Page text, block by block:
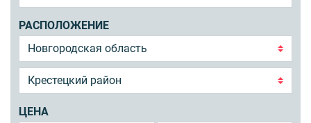
РАСПОЛОЖЕНИЕ
ЦЕНА